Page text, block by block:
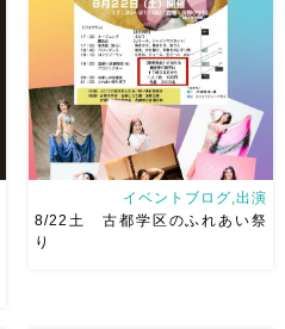
イベントブログ,出演
8/22土 古都学区のふれあい祭
り